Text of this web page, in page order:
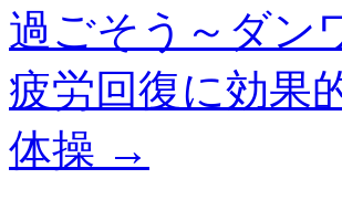
過ごそう～ダン
疲労回復に効果
体操 →